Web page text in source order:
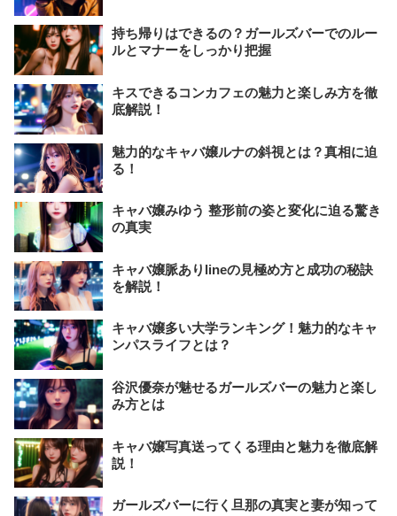
持ち帰りはできるの？ガールズバーでのルー
ルとマナーをしっかり把握
キスできるコンカフェの魅力と楽しみ方を徹
底解説！
魅力的なキャバ嬢ルナの斜視とは？真相に迫
る！
キャバ嬢みゆう 整形前の姿と変化に迫る驚き
の真実
キャバ嬢脈ありlineの見極め方と成功の秘訣
を解説！
キャバ嬢多い大学ランキング！魅力的なキャ
ンパスライフとは？
谷沢優奈が魅せるガールズバーの魅力と楽し
み方とは
キャバ嬢写真送ってくる理由と魅力を徹底解
説！
ガールズバーに行く旦那の真実と妻が知って